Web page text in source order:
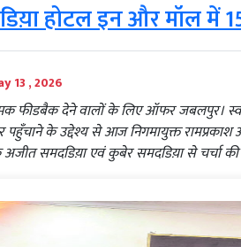
होटल इन और मॉल में
13 , 2026
फीडबैक देने वालों के लिए ऑफर जबलपुर।
पहुँचाने के उद्देश्य से आज निगमायुक्त
समदडिय़ा एवं कुबेर समदडिय़ा से चर्चा